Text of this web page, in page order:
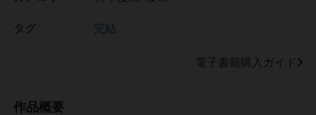
完結
電子書籍購入ガイド
作品概要